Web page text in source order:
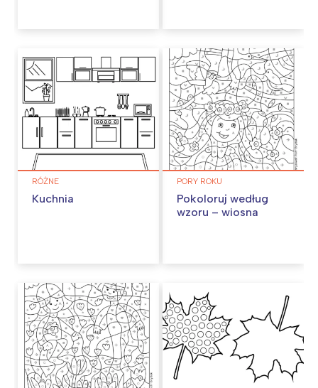
RÓŻNE
Kuchnia
PORY ROKU
Pokoloruj według
wzoru – wiosna